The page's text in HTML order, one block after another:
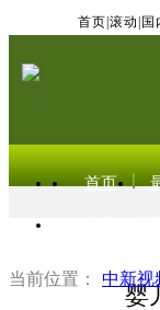
首页 滚动 国
首页
当前位置： 中新视
婴